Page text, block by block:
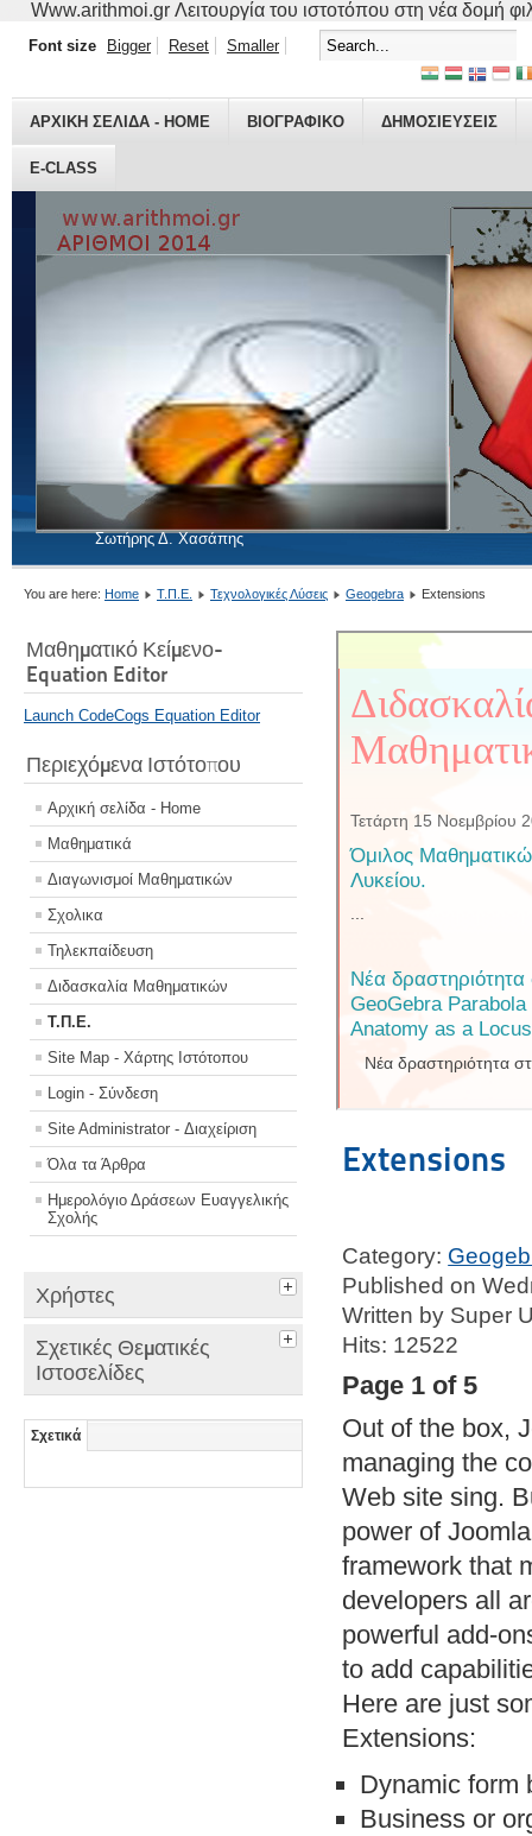
Www.arithmoi.gr Λειτουργία του ιστοτόπου στη νέα δομή
Σωτήρης Δ. Χασάπης
ΑΡΧΙΚΗ ΣΕΛΙΔΑ - HOME ΒΙΟΓΡΑΦΙΚO ΔΗΜΟΣΙΕΥΣΕΙΣ
E-CLASS
Font size Bigger Reset Smaller
You are here: Home Τ.Π.Ε. Τεχνολογικές Λύσεις Geogebra Extensions
Μαθηματικό Κείμενο-
Equation Editor
Launch CodeCogs Equation Editor
Περιεχόμενα Ιστότοπου
Αρχική σελίδα - Home
Μαθηματικά
Διαγωνισμοί Μαθηματικών
Σχολικα
Τηλεκπαίδευση
Διδασκαλία Μαθηματικών
Τ.Π.Ε.
Site Map - Χάρτης Ιστότοπου
Login - Σύνδεση
Site Administrator - Διαχείριση
Όλα τα Άρθρα
Ημερολόγιο Δράσεων Ευαγγελικής
Σχολής
Χρήστες
Σχετικές Θεματικές
Ιστοσελίδες
Σχετικά
Extensions
Category:
Published on
Written by Super
Hits: 12522
Page 1 of 5
Out of the box,
managing the
Web site sing.
power of
framework that
developers all
powerful add-
to add
Here are just
Extensions:
Dynamic form
Business or